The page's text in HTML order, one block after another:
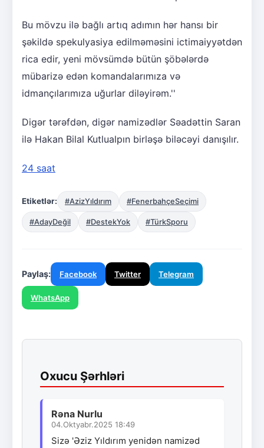
Bu mövzu ilə bağlı artıq adımın hər hansı bir
şəkildə spekulyasiya edilməməsini ictimaiyyətdən
rica edir, yeni mövsümdə bütün şöbələrdə
mübarizə edən komandalarımıza və
idmançılarımıza uğurlar diləyirəm.''
Digər tərəfdən, digər namizədlər Səadəttin Saran
ilə Hakan Bilal Kutlualpın birləşə biləcəyi danışılır.
24 saat
Etiketlər: #AzizYıldırım #FenerbahçeSeçimi
#AdayDeğil #DestekYok #TürkSporu
Paylaş: Facebook Twitter Telegram
WhatsApp
Oxucu Şərhləri
Rəna Nurlu
04.Oktyabr.2025 18:49
Sizə 'Əziz Yıldırım yenidən namizəd